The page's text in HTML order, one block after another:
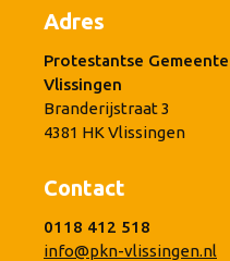
Adres
Protestantse Gemeente
Vlissingen
Branderijstraat 3
4381 HK Vlissingen
Contact
0118 412 518
info@pkn-vlissingen.nl